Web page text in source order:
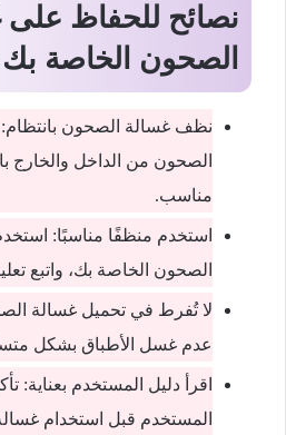
نصائح للحفاظ على
الصحون الخاصة
نظف غسالة الصحون
الصحون من الداخل والخارج
مناسب.
استخدم منظفًا مناسبًا:
الصحون الخاصة بك، واتبع
لا تُفرط في تحميل غسالة
عدم غسل الأطباق بشكل
اقرأ دليل المستخدم بعناية:
المستخدم قبل استخدام